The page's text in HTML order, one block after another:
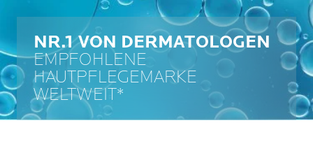
NR.1 VON DERMATOLOGEN
EMPFOHLENE
HAUTPFLEGEMARKE
WELTWEIT*